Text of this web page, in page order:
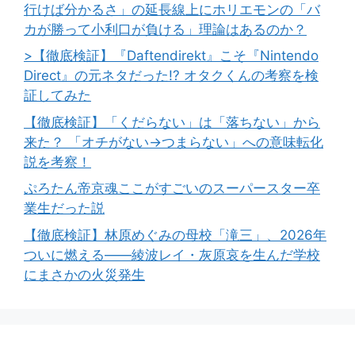
行けば分かるさ」の延長線上にホリエモンの「バ
カが勝って小利口が負ける」理論はあるのか？
>【徹底検証】『Daftendirekt』こそ『Nintendo
Direct』の元ネタだった!? オタクくんの考察を検
証してみた
【徹底検証】「くだらない」は「落ちない」から
来た？ 「オチがない→つまらない」への意味転化
説を考察！
ぷろたん帝京魂ここがすごいのスーパースター卒
業生だった説
【徹底検証】林原めぐみの母校「滝三」、2026年
ついに燃える――綾波レイ・灰原哀を生んだ学校
にまさかの火災発生